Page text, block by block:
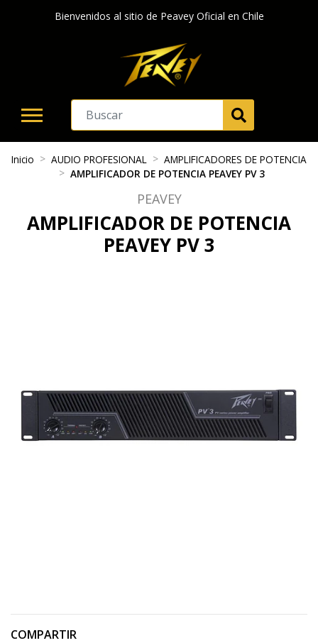
Bienvenidos al sitio de Peavey Oficial en Chile
Inicio AUDIO PROFESIONAL
AMPLIFICADORES DE POTENCIA
AMPLIFICADOR DE POTENCIA PEAVEY PV 3
PEAVEY
AMPLIFICADOR DE POTENCIA
PEAVEY PV 3
COMPARTIR